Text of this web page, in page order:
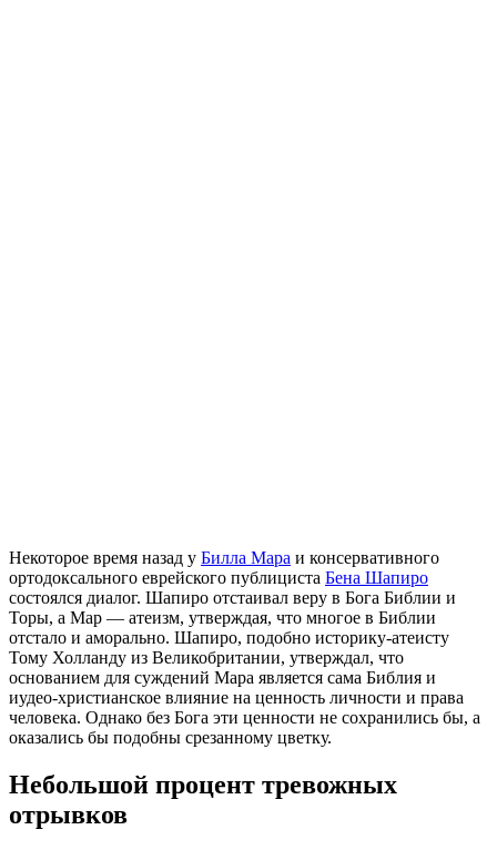
Некоторое время назад у Билла Мара и консервативного
ортодоксального еврейского публициста Бена Шапиро
состоялся диалог. Шапиро отстаивал веру в Бога Библии и
Торы, а Мар — атеизм, утверждая, что многое в Библии
отстало и аморально. Шапиро, подобно историку-атеисту
Тому Холланду из Великобритании, утверждал, что
основанием для суждений Мара является сама Библия и
иудео-христианское влияние на ценность личности и права
человека. Однако без Бога эти ценности не сохранились бы, а
оказались бы подобны срезанному цветку.
Небольшой процент тревожных
отрывков